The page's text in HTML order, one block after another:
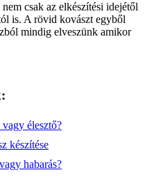
csak az elkészítési idejétől
is. A rövid kovászt egyből
mindig elveszünk amikor
élesztő?
készítése
habarás?